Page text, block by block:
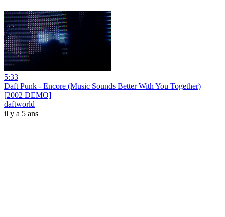
5:33
Daft Punk - Encore (Music Sounds Better With You Together)
[2002 DEMO]
daftworld
il y a 5 ans